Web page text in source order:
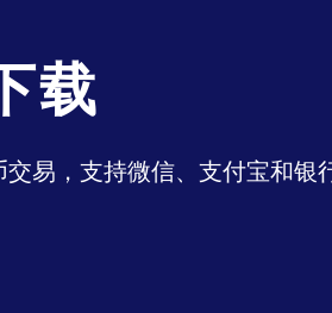
载
易，支持微信、支付宝和银